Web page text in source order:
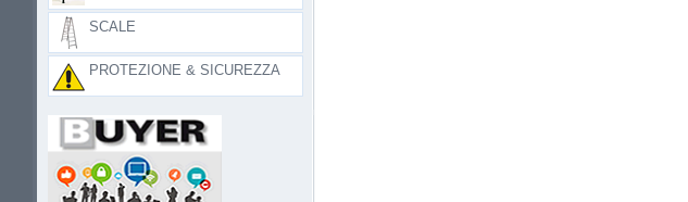
SCALE
PROTEZIONE & SICUREZZA